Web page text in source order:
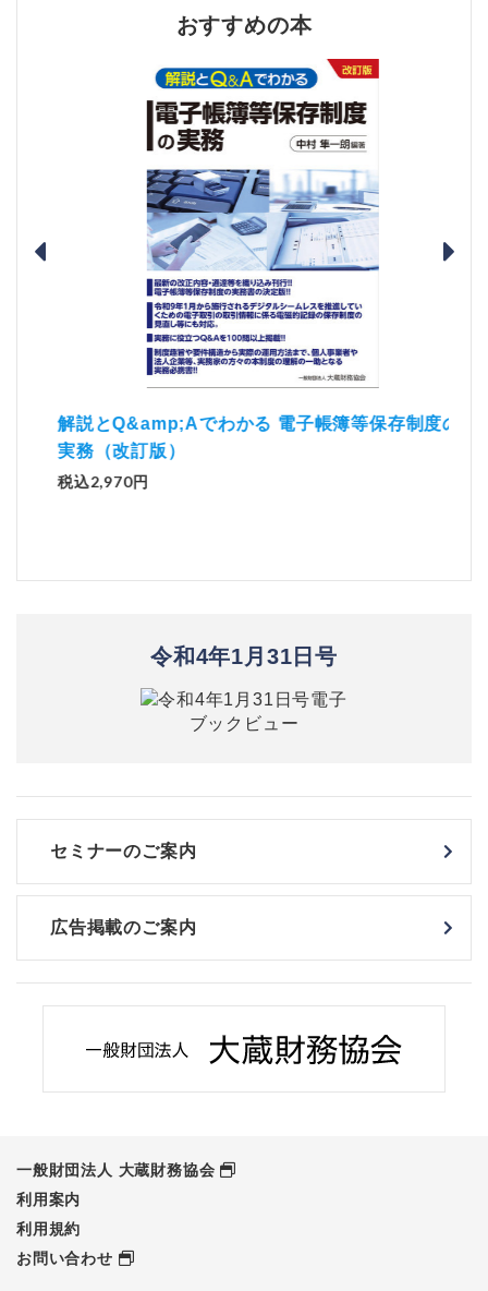
おすすめの本
解説とQ&amp;Aでわかる 電子帳簿等保存制度の
実務（改訂版）
税込2,970円
令和4年1月31日号
セミナーのご案内
広告掲載のご案内
一般財団法人 大蔵財務協会
利用案内
利用規約
お問い合わせ